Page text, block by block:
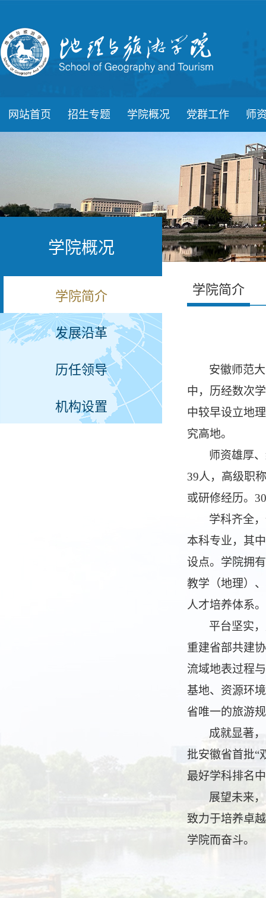
网站首页 招生专题 学院概况 党群工作 师
学院概况
学院简介
发展沿革
历任领导
机构设置
学院简介
安徽师范
中，历经数次
中较早设立地
究高地。
师资雄厚
39人，高级职
或研修经历。
学科齐全
本科专业，其
设点。学院拥
教学（地理）
人才培养体系
平台坚实
重建省部共建
流域地表过程
基地、资源环
省唯一的旅游
成就显著
批安徽省首批“
最好学科排名
展望未来
致力于培养卓
学院而奋斗。